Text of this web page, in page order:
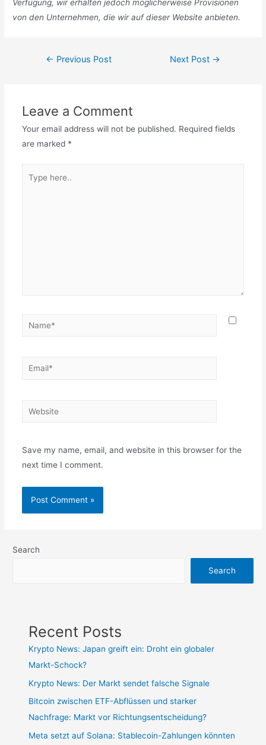
Verfügung, wir erhalten jedoch möglicherweise Provisionen
von den Unternehmen, die wir auf dieser Website anbieten.
Post← Previous Post Next Post →
Leave a Comment
Your email address will not be published. Required fields
are marked *
here..
Name*
Email*
Website
Save my name, email, and website in this browser for the
next time I comment.
Search
Search
Recent Posts
Krypto News: Japan greift ein: Droht ein globaler
Markt-Schock?
Krypto News: Der Markt sendet falsche Signale
Bitcoin zwischen ETF-Abflüssen und starker
Nachfrage: Markt vor Richtungsentscheidung?
Meta setzt auf Solana: Stablecoin-Zahlungen könnten